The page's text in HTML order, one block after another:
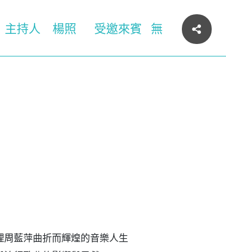
主持人 楊照 受邀來賓 無
藍萍曲折而輝煌的音樂人生